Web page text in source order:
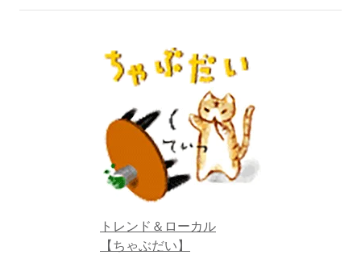
トレンド＆ローカル
【ちゃぶだい】